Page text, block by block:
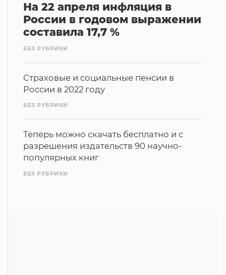
На 22 апреля инфляция в
России в годовом выражении
составила 17,7 %
БЕЗ РУБРИКИ
Страховые и социальные пенсии в
России в 2022 году
БЕЗ РУБРИКИ
Теперь можно скачать бесплатно и с
разрешения издательств 90 научно-
популярных книг
БЕЗ РУБРИКИ